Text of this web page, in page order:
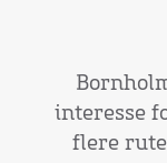
interesse
flere